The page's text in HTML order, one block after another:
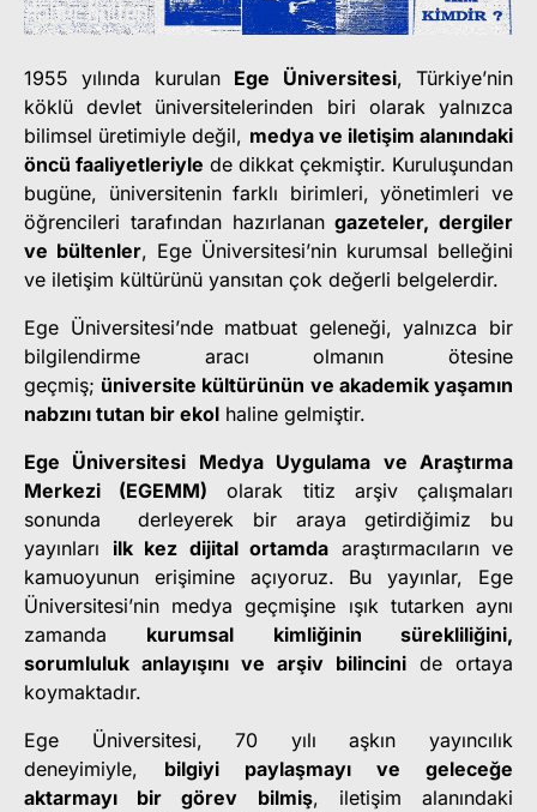
1955 yılında kurulan Ege Üniversitesi, Türkiye’nin
köklü devlet üniversitelerinden biri olarak yalnızca
bilimsel üretimiyle değil, medya ve iletişim alanındaki
öncü faaliyetleriyle de dikkat çekmiştir. Kuruluşundan
bugüne, üniversitenin farklı birimleri, yönetimleri ve
öğrencileri tarafından hazırlanangazeteler, dergiler
ve bültenler, Ege Üniversitesi’nin kurumsal belleğini
ve iletişim kültürünü yansıtan çok değerli belgelerdir.
Ege Üniversitesi’nde matbuat geleneği, yalnızca bir
bilgilendirme aracı olmanın ötesine
geçmiş; üniversite kültürünün ve akademik yaşamın
nabzını tutan bir ekol haline gelmiştir.
Ege Üniversitesi Medya Uygulama ve Araştırma
Merkezi (EGEMM) olarak titiz arşiv çalışmaları
sonunda derleyerek bir araya getirdiğimiz bu
yayınları ilk kez dijital ortamda araştırmacıların ve
kamuoyunun erişimine açıyoruz. Bu yayınlar, Ege
Üniversitesi’nin medya geçmişine ışık tutarken aynı
zamanda kurumsal kimliğinin sürekliliğini,
sorumluluk anlayışını ve arşiv bilincini de ortaya
koymaktadır.
Ege Üniversitesi, 70 yılı aşkın yayıncılık
deneyimiyle, bilgiyi paylaşmayı ve geleceğe
aktarmayı bir görev bilmiş, iletişim alanındaki